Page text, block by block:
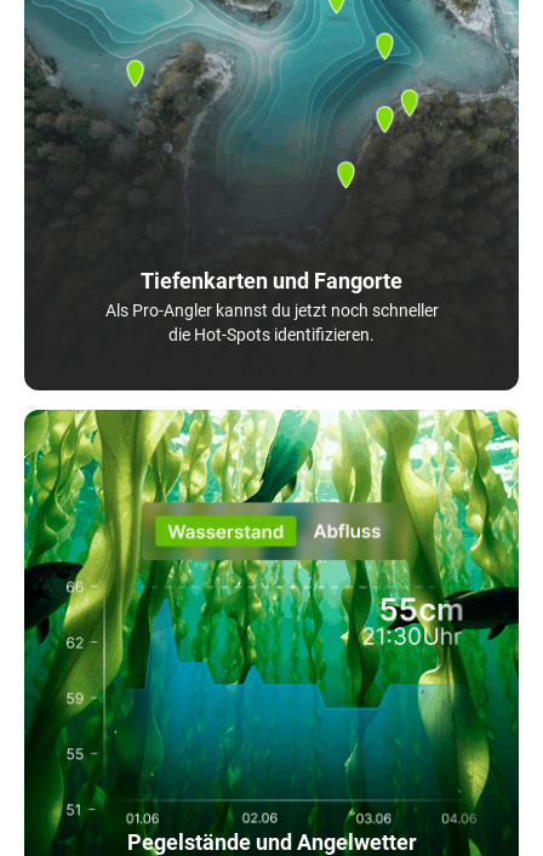
Tiefenkarten und Fangorte
Als Pro-Angler kannst du jetzt noch schneller
die Hot-Spots identifizieren.
Pegelstände und Angelwetter